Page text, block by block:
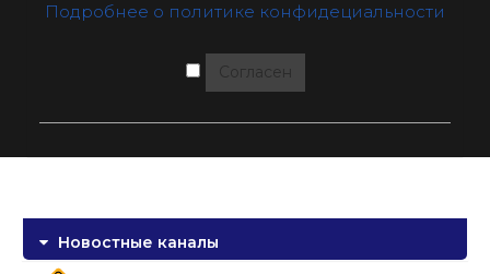
Подробнее о политике конфидециальности
Согласен
Новостные каналы